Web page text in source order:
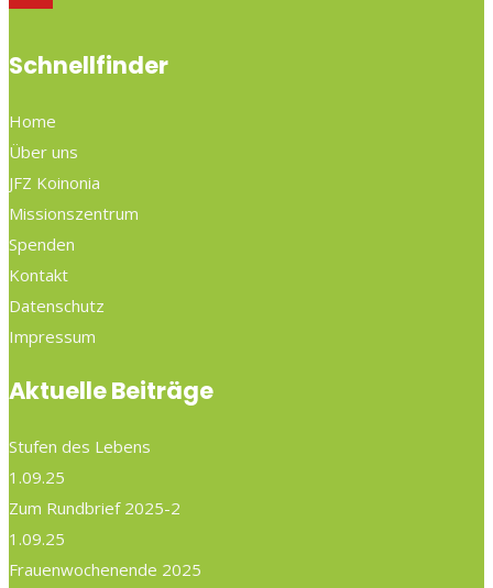
Schnellfinder
Home
Über uns
JFZ Koinonia
Missionszentrum
Spenden
Kontakt
Datenschutz
Impressum
Aktuelle Beiträge
Stufen des Lebens
1.09.25
Zum Rundbrief 2025-2
1.09.25
Frauenwochenende 2025